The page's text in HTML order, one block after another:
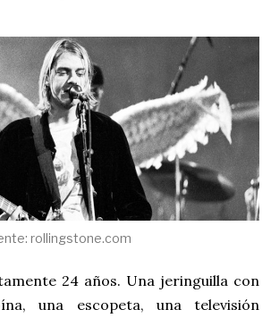
rollingstone.com
24 años. Una jeringuilla con
una escopeta, una televisión